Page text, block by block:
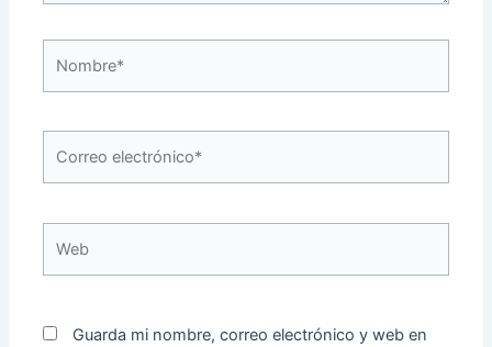
electrónico*
Guarda mi nombre, correo electrónico y web en